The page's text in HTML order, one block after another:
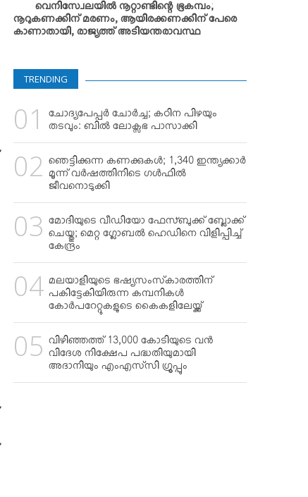
വെനിസ്വേലയില്‍ നൂറ്റാണ്ടിന്റെ ഭൂകമ്പം;
നൂറുകണക്കിന് മരണം, ആയിരക്കണക്കിന് പേരെ
കാണാതായി, രാജ്യത്ത് അടിയന്തരാവസ്ഥ
TRENDING
ചോദ്യപേപ്പര്‍ ചോര്‍ച്ച; കഠിന പിഴയും
തടവും: ബില്‍ ലോക്സഭ പാസാക്കി
ഞെട്ടിക്കുന്ന കണക്കുകള്‍; 1,340 ഇന്ത്യക്കാര്‍
മൂന്ന് വര്‍ഷത്തിനിടെ ഗള്‍ഫില്‍
ജീവനൊടുക്കി
മോദിയുടെ വീഡിയോ ഫേസ്ബുക്ക് ബ്ലോക്ക്
ചെയ്തു; മെറ്റ ഗ്ലോബല്‍ ഹെഡിനെ വിളിപ്പിച്ച്
കേന്ദ്രം
മലയാളിയുടെ ഭഷ്യസംസ്‌കാരത്തിന്
പകിട്ടേകിയിരുന്ന കമ്പനികള്‍
കോര്‍പറേറ്റുകളുടെ കൈകളിലേയ്ക്ക്
വിഴിഞ്ഞത്ത് 13,000 കോടിയുടെ വന്‍
വിദേശ നിക്ഷേപ പദ്ധതിയുമായി
അദാനിയും എംഎസ്‌സി ഗ്രൂപ്പും